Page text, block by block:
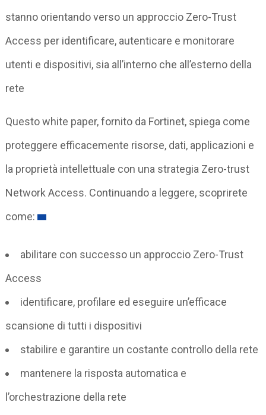
stanno orientando verso un approccio Zero-Trust
Access per identificare, autenticare e monitorare
utenti e dispositivi, sia all’interno che all’esterno della
rete
Questo white paper, fornito da Fortinet, spiega come
proteggere efficacemente risorse, dati, applicazioni e
la proprietà intellettuale con una strategia Zero-trust
Network Access. Continuando a leggere, scoprirete
come:
abilitare con successo un approccio Zero-Trust
Access
identificare, profilare ed eseguire un’efficace
scansione di tutti i dispositivi
stabilire e garantire un costante controllo della rete
mantenere la risposta automatica e
l’orchestrazione della rete